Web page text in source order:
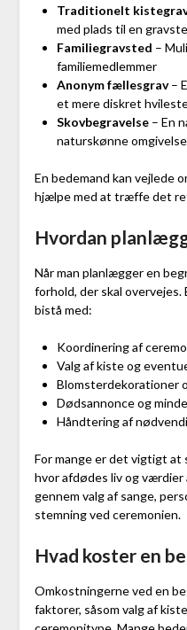
Traditionelt
med plads til en
Familiegravsted –
familiemedlemmer
Anonym fællesgrav–
et mere diskret
Skovbegravelse– En
naturskønne
En bedemand kan vejlede
hjælpe med at træffe det
Hvordan
Når man planlægger en
forhold, der skal overvejes.
bistå med:
Koordinering af
Valg af kiste og
Blomsterdekorationer
Dødsannonce og
Håndtering af
For mange er det vigtigt at
hvor afdødes liv og
gennem valg af sange,
stemning ved ceremonien.
Hvad koster en
Omkostningerne ved en
faktorer, såsom valg af